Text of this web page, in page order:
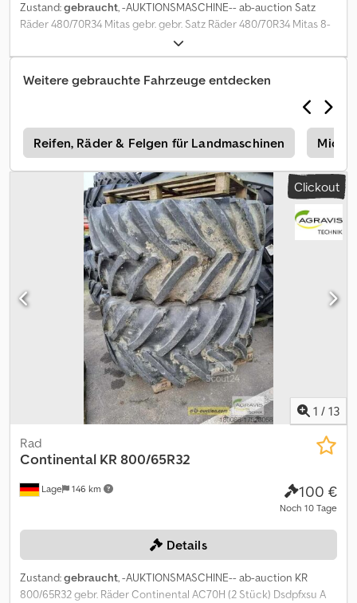
Zustand:gebraucht, -AUKTIONSMASCHINE-- ab-auction Satz
Räder 480/70R34 Mitas gebr. gebr. Satz Räder 480/70R34 Mitas 8-
Lochverstellfelge Nabendurchmesser 150mm Lochkreis 205mm
Bolzenlochdurchmesser 20mm Einpresstiefe 170mm Auf diese
Maschine können Sie Online bieten Der Startpreis beträgt 100.00
EUR excl. MwSt. Registrieren Sie sich kostenlos und bieten Sie
mit. Hier geht es zur Auktion: ----- ----- Dwodpfx Ahsy Iqvfo Toa
Exciting Online Auction! Start bidding on NOW! ab-auction
Weitere gebrauchte Fahrzeuge entdecken
Reifen, Räder & Felgen für Landmaschinen
Clickout
1 / 13
Lage 146 km
Rad
Continental KR 800/65R32
100 €
Noch 10 Tage
Details
Zustand:gebraucht, -AUKTIONSMASCHINE-- ab-auction KR
800/65R32 gebr. Räder Continental AC70H (2 Stück) Dsdpfxsu A